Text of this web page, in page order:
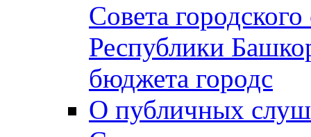
Совета
Республики
бюджета городс
О публичных